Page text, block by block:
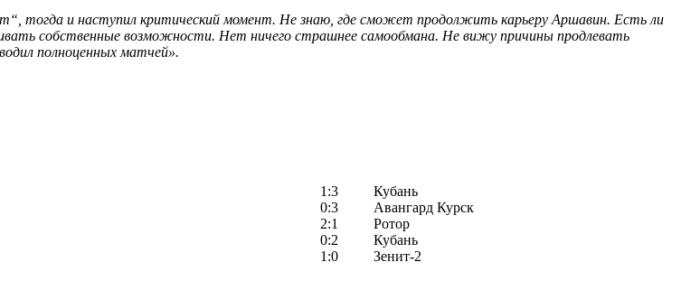
тогда и наступил критический момент. Не знаю, где сможет продолжить карьеру Аршавин. Есть ли
собственные возможности. Нет ничего страшнее самообмана. Не вижу причины продлевать
полноценных матчей».
1:3
Кубань
0:3
Авангард Курск
2:1
Ротор
0:2
Кубань
1:0
Зенит-2